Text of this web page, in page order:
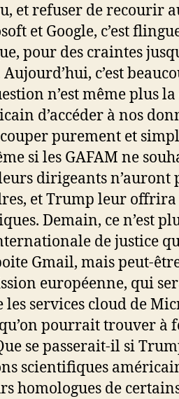
et refuser de recourir
et Google, c’est
pour des craintes
c’est
n’est même plus
d’accéder à nos
purement et
si les GAFAM ne
dirigeants n’auront
et Trump leur offrira
Demain, ce n’est
de justice
Gmail, mais peut-
européenne, qui
services cloud de
qu’on pourrait trouver à
se passerait-il si
scientifiques
homologues de